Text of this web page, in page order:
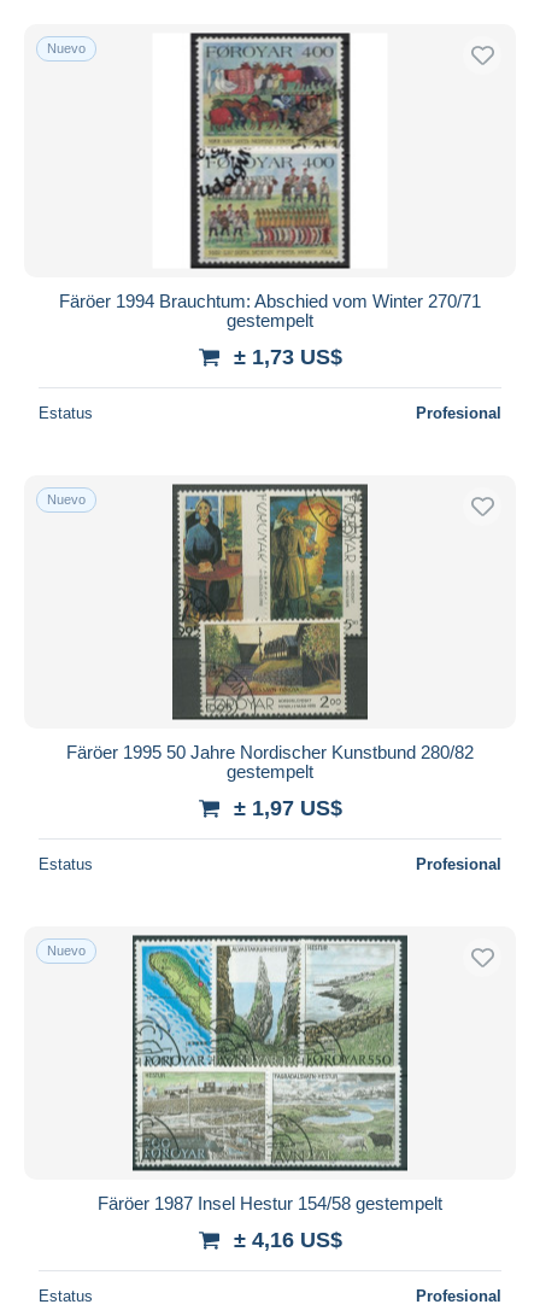
Nuevo
Färöer 1994 Brauchtum: Abschied vom Winter 270/71
gestempelt
± 1,73 US$
Estatus Profesional
Nuevo
Färöer 1995 50 Jahre Nordischer Kunstbund 280/82
gestempelt
± 1,97 US$
Estatus Profesional
Nuevo
Färöer 1987 Insel Hestur 154/58 gestempelt
± 4,16 US$
Estatus Profesional